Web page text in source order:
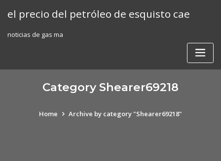
el precio del petróleo de esquisto cae
noticias de gas ma
Category Shearer69218
Home Archive by category "Shearer69218"